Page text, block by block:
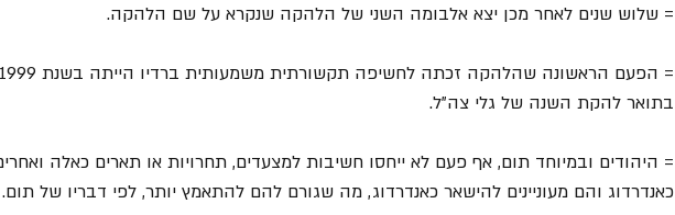
= שלוש שנים לאחר מכן יצא אלבומה השני של הלהקה שנקרא על שם הלהקה.
בתואר להקת השנה של גלי צה"ל.
= היהודים ובמיוחד תום, אף פעם לא ייחסו חשיבות למצעדים, תחרויות או תארים כאלה
כאנדרדוג והם מעוניינים להישאר כאנדרדוג, מה שגורם להם להתאמץ יותר, לפי דבריו של תום.